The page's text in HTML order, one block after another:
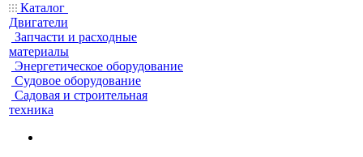
Каталог
Двигатели
Запчасти и расходные
материалы
Энергетическое оборудование
Судовое оборудование
Садовая и строительная
техника